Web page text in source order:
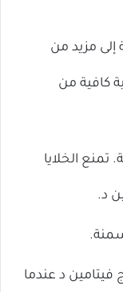
إلى مزيد من
كافية من
الخلايا
د.
فيتامين د عندما